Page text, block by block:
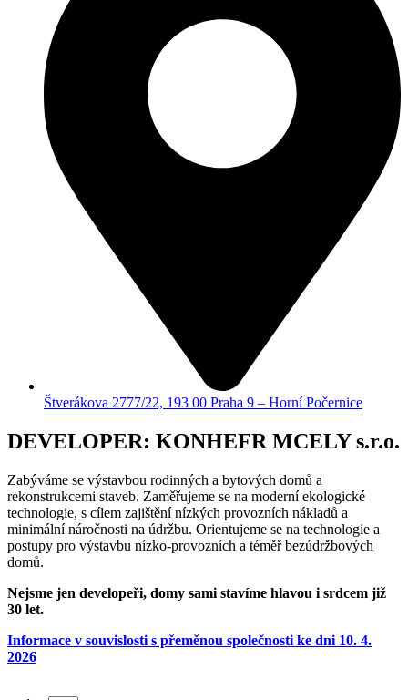
Štverákova 2777/22, 193 00 Praha 9 – Horní Počernice
DEVELOPER: KONHEFR MCELY s.r.o.
Zabýváme se výstavbou rodinných a bytových domů a
rekonstrukcemi staveb. Zaměřujeme se na moderní ekologické
technologie, s cílem zajištění nízkých provozních nákladů a
minimální náročnosti na údržbu. Orientujeme se na technologie a
postupy pro výstavbu nízko-provozních a téměř bezúdržbových
domů.
Nejsme jen developeři, domy sami stavíme hlavou i srdcem již
30 let.
Informace v souvislosti s přeměnou společnosti ke dni 10. 4.
2026